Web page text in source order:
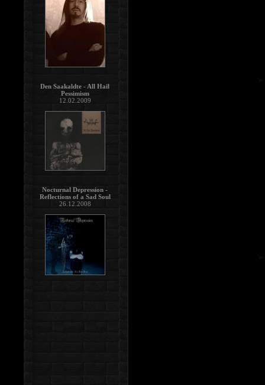
Den Saakaldte - All Hail
Pessimism
12.02.2009
Nocturnal Depression -
Reflections of a Sad Soul
26.12.2008